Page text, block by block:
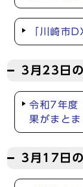
「川崎市
3月23日
令和7年度
果がまと
3月17日